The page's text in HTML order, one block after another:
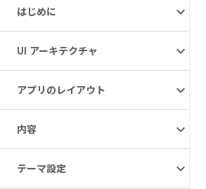
はじめに
UI アーキテクチャ
アプリのレイアウト
内容
テーマ設定